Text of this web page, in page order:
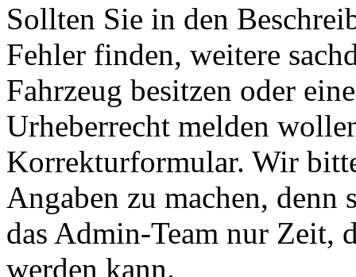
Sollten Sie in den
Fehler finden, weitere
Fahrzeug besitzen oder
Urheberrecht melden
Korrekturformular. Wir
Angaben zu machen,
das Admin-Team nur Zeit,
werden kann.